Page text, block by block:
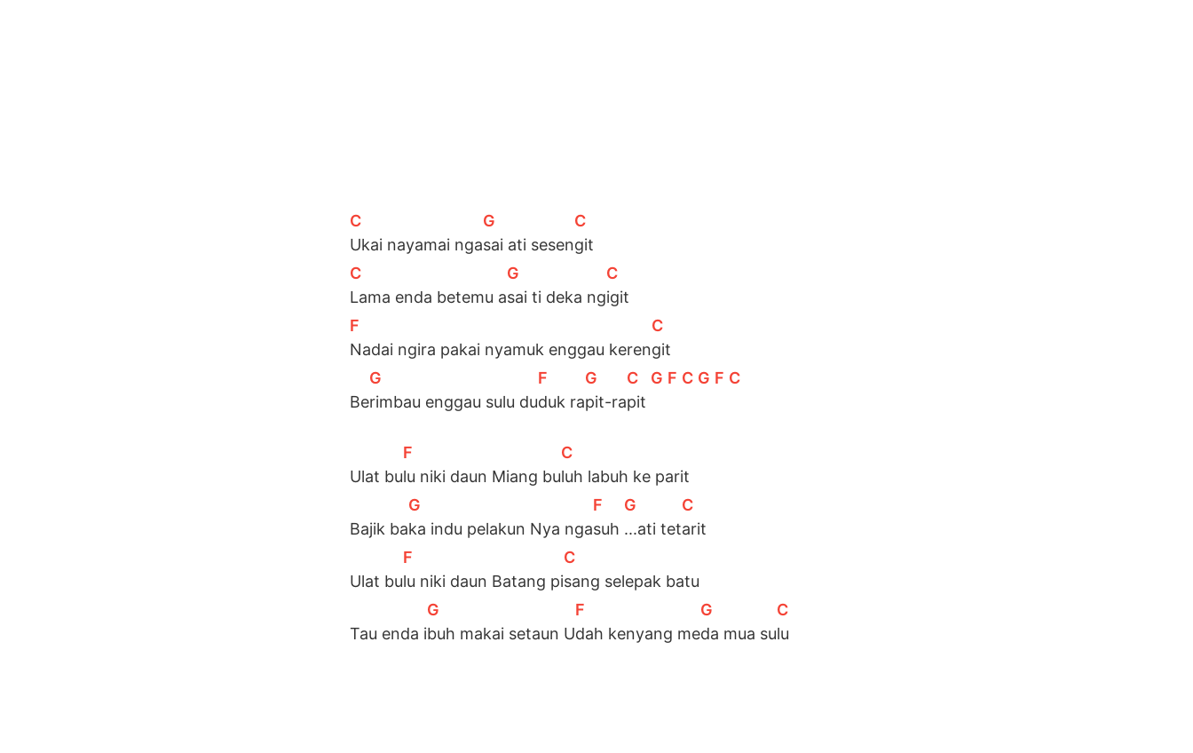
[
C
Ukai nayamai nga
[
G
sai ati sesen
[
C
git
[
C
Lama enda betemu a
[
G
sai ti deka ng
[
C
igit
[
F
Nadai ngira pakai nyamuk enggau keren
[
C
git
Be
[
G
rimbau enggau sulu du
[
F
duk ra
[
G
pit-ra
[
C
pit
[
G ]
[
F ]
[
C ]
[
G ]
[
F ]
[
C
Ulat bu
[
F
lu niki daun Miang bu
[
C
luh labuh ke parit
Bajik ba
[
G
ka indu pelakun Nya nga
[
F
suh
[
G
...ati tet
[
C
arit
Ulat bu
[
F
lu niki daun Batang pi
[
C
sang selepak batu
Tau enda i
[
G
buh makai setaun U
[
F
dah kenyang me
[
G
da mua su
[
C
lu